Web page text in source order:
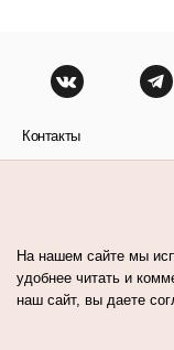
Контакты
На нашем сайте мы
удобнее читать и
наш сайт, вы даете